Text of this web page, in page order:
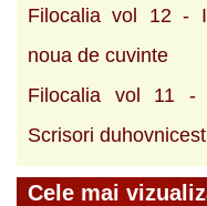
Filocalia vol 12 -
noua de cuvinte
Filocalia vol 11 -
Scrisori
Cele mai